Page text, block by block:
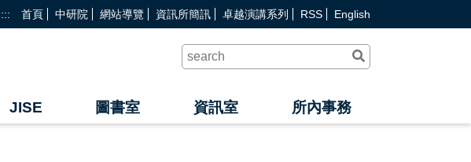
::: 首頁 中研院 網站導覽 資訊所簡訊 卓越演講系列 RSS English
出
JISE 圖書室 資訊室 所內事務